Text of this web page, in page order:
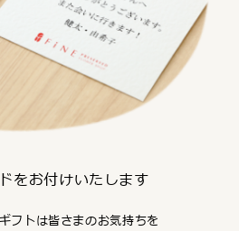
をお付けいたします
フトは皆さまのお気持ちを